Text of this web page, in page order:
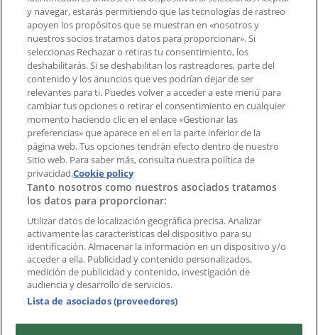
Contacto comercial y de marketing
Tienda mal colocada en el mapa
Notificar un folleto
¿Encontraste un problema en la web o en la
aplicación?
Índices
Marcas
Negocios
Negocios cercanos
Productos
Ciudades
Descargar la APP Tiendeo
y navegar, estarás permitiendo que las tecnologías de rastreo
apoyen los propósitos que se muestran en «nosotros y
nuestros socios tratamos datos para proporcionar». Si
seleccionas Rechazar o retiras tu consentimiento, los
deshabilitarás. Si se deshabilitan los rastreadores, parte del
contenido y los anuncios que ves podrían dejar de ser
relevantes para ti. Puedes volver a acceder a este menú para
cambiar tus opciones o retirar el consentimiento en cualquier
momento haciendo clic en el enlace «Gestionar las
preferencias» que aparece en el en la parte inferior de la
página web. Tus opciones tendrán efecto dentro de nuestro
Sitio web. Para saber más, consulta nuestra política de
privacidad.Cookie policy
Tanto nosotros como nuestros asociados tratamos
los datos para proporcionar:
Utilizar datos de localización geográfica precisa. Analizar
activamente las características del dispositivo para su
identificación. Almacenar la información en un dispositivo y/o
acceder a ella. Publicidad y contenido personalizados,
medición de publicidad y contenido, investigación de
audiencia y desarrollo de servicios.
Lista de asociados (proveedores)